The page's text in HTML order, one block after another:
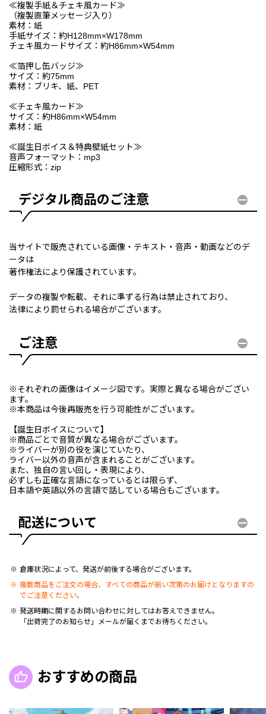
≪複製手紙＆チェキ風カード≫
（複製直筆メッセージ入り）
素材：紙
手紙サイズ：約H128mm×W178mm
チェキ風カードサイズ：約H86mm×W54mm
≪箔押し缶バッジ≫
サイズ：約75mm
素材：ブリキ、紙、PET
≪チェキ風カード≫
サイズ：約H86mm×W54mm
素材：紙
≪誕生日ボイス＆特典壁紙セット≫
音声フォーマット：mp3
圧縮形式：zip
デジタル商品のご注意
当サイトで販売されている画像・テキスト・音声・動画などのデ
ータは
著作権法により保護されています。
データの複製や転載、それに準ずる行為は禁止されており、
法律により罰せられる場合がございます。
ご注意
※それぞれの画像はイメージ図です。実際と異なる場合がござい
ます。
※本商品は今後再販売を行う可能性がございます。
【誕生日ボイスについて】
※商品ごとで音質が異なる場合がございます。
※ライバーが別の役を演じていたり、
ライバー以外の音声が含まれることがございます。
また、独自の言い回し・表現により、
必ずしも正確な言語になっているとは限らず、
日本語や英語以外の言語で話している場合もございます。
配送について
倉庫状況によって、発送が前後する場合がございます。
複数商品をご注文の場合、すべての商品が揃い次第のお届けとなりますの
でご注意ください。
発送時期に関するお問い合わせに対してはお答えできません。
「出荷完了のお知らせ」メールが届くまでお待ちください。
おすすめの商品